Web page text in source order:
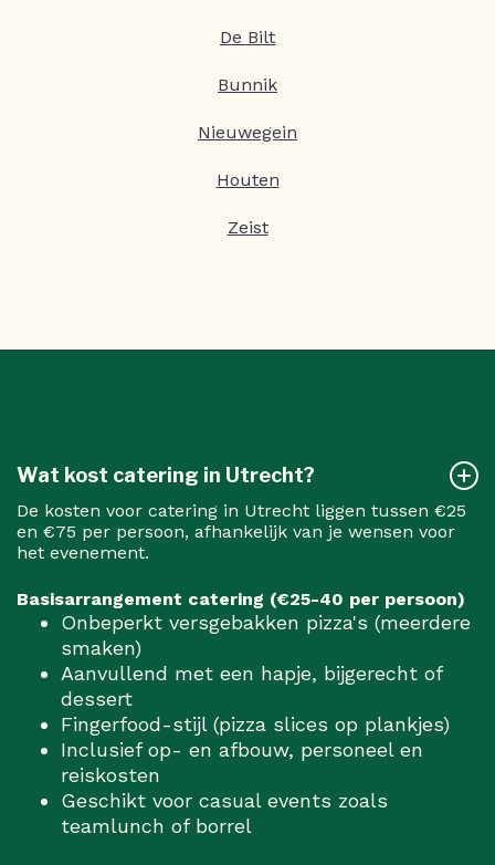
De Bilt
Bunnik
Nieuwegein
Houten
Zeist
Wat kost catering in Utrecht?
De kosten voor catering in Utrecht liggen tussen €25
en €75 per persoon, afhankelijk van je wensen voor
het evenement.
Basisarrangement catering (€25-40 per persoon)
Onbeperkt versgebakken pizza's (meerdere
smaken)
Aanvullend met een hapje, bijgerecht of
dessert
Fingerfood-stijl (pizza slices op plankjes)
Inclusief op- en afbouw, personeel en
reiskosten
Geschikt voor casual events zoals
teamlunch of borrel